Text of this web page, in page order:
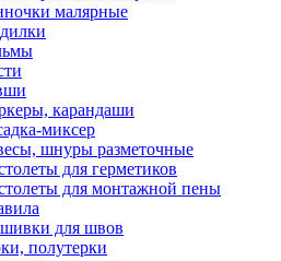
малярные
карандаши
миксер
шнуры разметочные
для герметиков
для монтажной пены
для швов
полутерки